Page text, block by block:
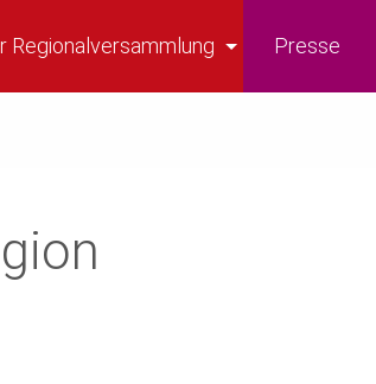
Regionalversammlung Presse